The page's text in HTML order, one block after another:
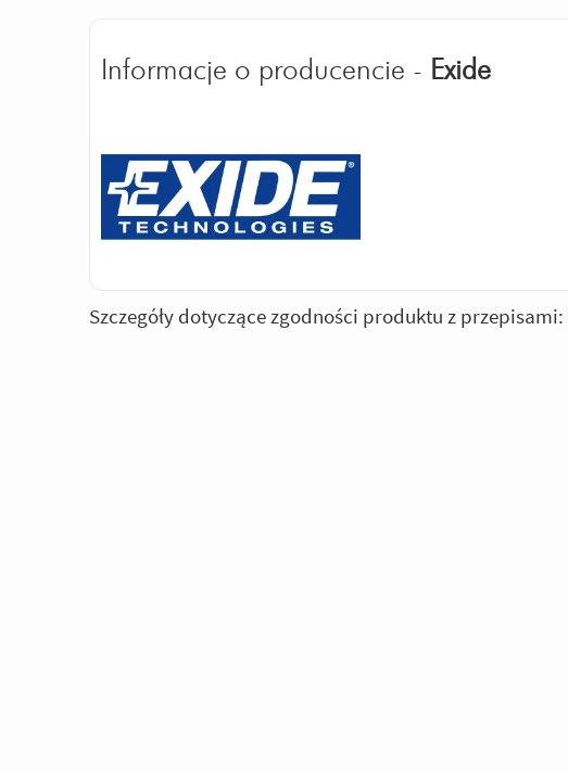
Informacje o producencie - Exide
Szczegóły dotyczące zgodności produktu z przepisami: